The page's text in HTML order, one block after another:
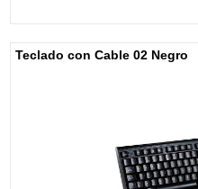
Teclado con Cable 02 Negro